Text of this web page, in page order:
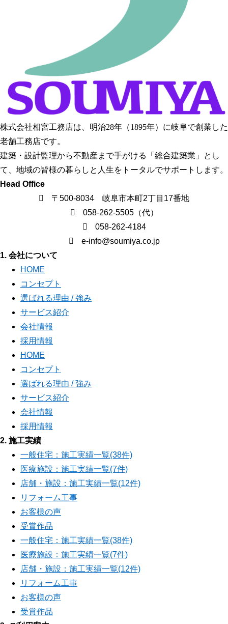
株式会社相宮工務店は、 明治28年（1895年）に岐阜で創業した
老舗工務店です。
建築・設計監理から不動産まで手がける「総合建築業」とし
て、地域の皆様の暮らしと人生をトータルでサポートします。
Head Office
〒500-8034 岐阜市本町2丁目17番地
058-262-5505（代）
058-262-4184
e-info@soumiya.co.jp
1. 会社について
HOME
コンセプト
選ばれる理由 / 強み
サービス紹介
会社情報
採用情報
HOME
コンセプト
選ばれる理由 / 強み
サービス紹介
会社情報
採用情報
2. 施工実績
一般住宅：施工実績一覧(38件)
医療施設：施工実績一覧(7件)
店舗・施設：施工実績一覧(12件)
リフォーム工事
お客様の声
受賞作品
一般住宅：施工実績一覧(38件)
医療施設：施工実績一覧(7件)
店舗・施設：施工実績一覧(12件)
リフォーム工事
お客様の声
受賞作品